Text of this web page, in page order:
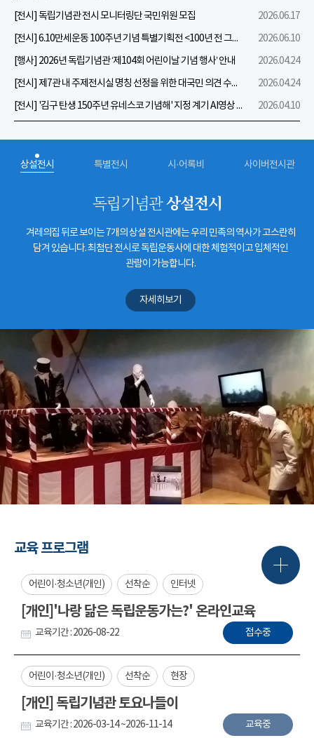
[전시] 독립기념관 전시 모니터링단 국민위원 모집
2026.06.17
[전시] 6.10만세운동 100주년 기념 특별기획전 <100년 전 그날을 보다: 6.10만세운동>
2026.06.10
[행사] 2026년 독립기념관 ‘제104회 어린이날 기념 행사’ 안내
2026.04.24
[전시] 제7관 내 주제전시실 명칭 선정을 위한 대국민 의견 수렴 실시
2026.04.24
[전시] '김구 탄생 150주년 유네스코 기념해' 지정 계기 AI영상 국민공모 개최 안내
2026.04.10
상설전시 특별전시 시·어록비 사이버전시관
독립기념관상설전시
겨레의집 뒤로 보이는 7개의 상설 전시관에는 우리 민족의 역사가 고스란히
담겨 있습니다. 최첨단 전시로 독립운동사에 대한 체험적이고 입체적인
관람이 가능합니다.
자세히보기
교육 프로그램
어린이·청소년(개인) 선착순 인터넷
[개인]'나랑 닮은 독립운동가는?' 온라인교육
교육기간 : 2026-08-22 접수중
어린이·청소년(개인) 선착순 현장
[개인] 독립기념관 토요나들이
교육기간 : 2026-03-14 ~2026-11-14 교육중